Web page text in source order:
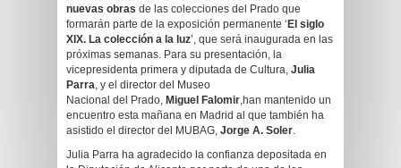
nuevas obras de las colecciones del Prado que
formarán parte de la exposición permanente ‘ El siglo
XIX. La colección a la luz’, que será inaugurada en las
próximas semanas. Para su presentación, la
vicepresidenta primera y diputada de Cultura, Julia
Parra, y el director del Museo
Nacional del Prado, Miguel Falomir,han mantenido un
encuentro esta mañana en Madrid al que también ha
asistido el director del MUBAG, Jorge A. Soler.
Julia Parra ha agradecido la confianza depositada en